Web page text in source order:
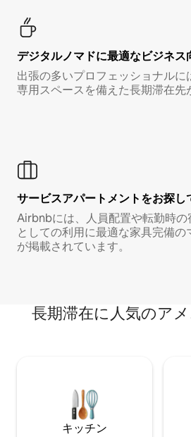
デジタルノマド⁠に最⁠適⁠なビ⁠ジ⁠ネ⁠ス⁠
出張の多いプロフェッショナル
専用スペースを備えた長期滞在先
サービスアパートメントをお探し
Airbnbには、人員配置や転勤時の
としての利用に最適な家具完備の
が掲載されています。
長期滞在に人気のア
キッチン